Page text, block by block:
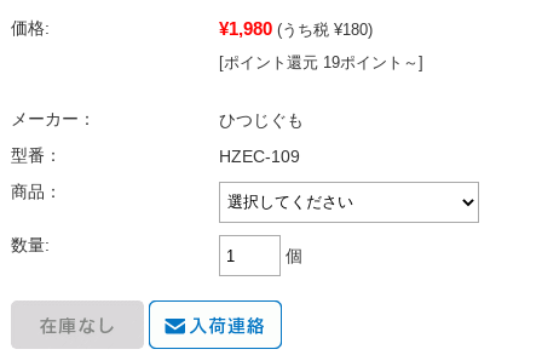
価格: ¥1,980 (うち税 ¥180)
[ポイント還元 19ポイント～]
メーカー：
ひつじぐも
型番：
HZEC-109
商品：
数量:
個